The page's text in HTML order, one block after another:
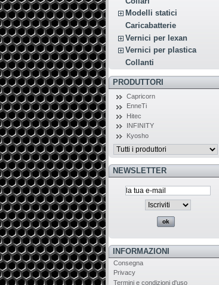
Modelli statici
Caricabatterie
Vernici per lexan
Vernici per plastica
Collanti
PRODUTTORI
Capricorn
EnneTi
Hitec
INFINITY
Kyosho
NEWSLETTER
INFORMAZIONI
Consegna
Privacy
Termini e condizioni d'uso